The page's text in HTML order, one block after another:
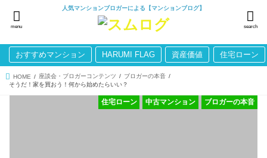
人気マンションブロガーによる【マンションブログ】
search
menu
おすすめマンション HARUMI FLAG 資産価値 住宅ローン
HOME 座談会・ブロガーコンテンツ
ブロガーの本音
そうだ！家を買おう！何から始めたらいい？
ブロガーの本音
中古マンション
住宅ローン